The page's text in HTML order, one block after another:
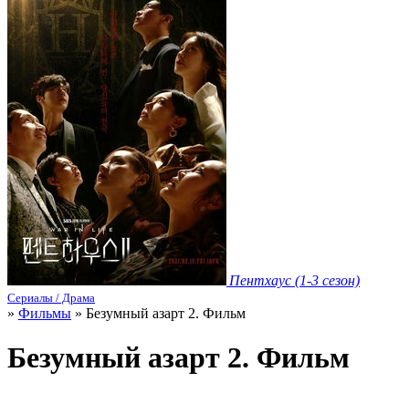
Пентхаус (1-3 сезон)
Сериалы / Драма
» Фильмы » Безумный азарт 2. Фильм
Безумный азарт 2. Фильм